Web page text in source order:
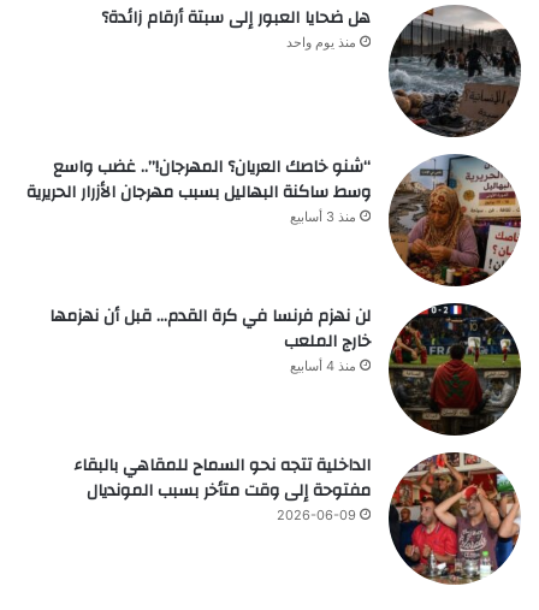
هل ضحايا العبور إلى سبتة أرقام زائدة؟
منذ يوم واحد
“شنو خاصك العريان؟ المهرجان!”.. غضب واسع
وسط ساكنة البهاليل بسبب مهرجان الأزرار الحريرية
منذ 3 أسابيع
لن نهزم فرنسا في كرة القدم… قبل أن نهزمها
خارج الملعب
منذ 4 أسابيع
الداخلية تتجه نحو السماح للمقاهي بالبقاء
مفتوحة إلى وقت متأخر بسبب المونديال
2026-06-09